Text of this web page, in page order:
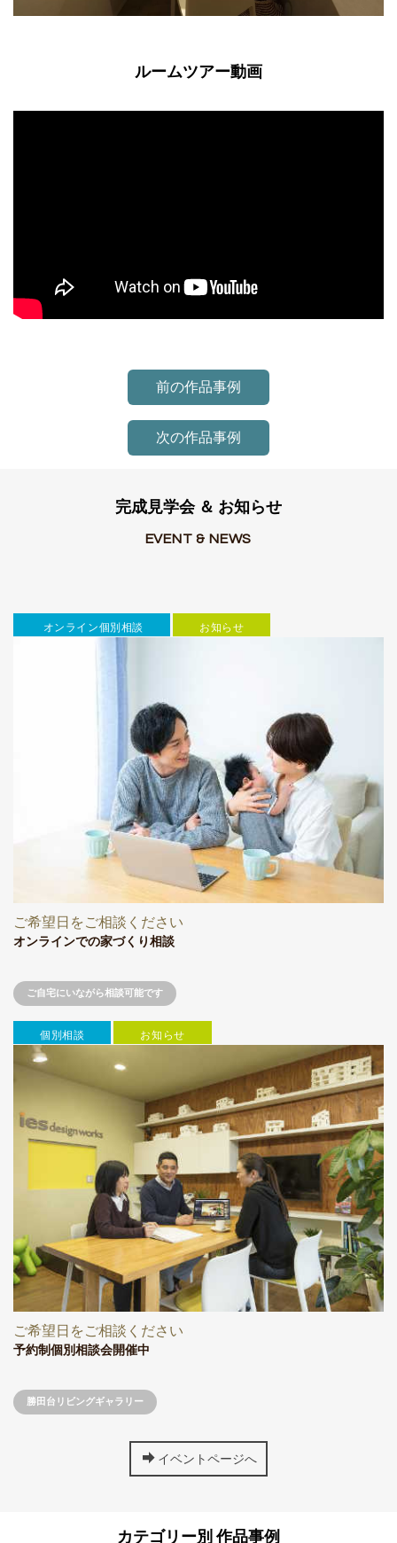
ルームツアー動画
前の作品事例
次の作品事例
完成見学会 ＆ お知らせ
EVENT & NEWS
オンライン個別相談 お知らせ
ご希望日をご相談ください
オンラインでの家づくり相談
ご自宅にいながら相談可能です
個別相談 お知らせ
ご希望日をご相談ください
予約制個別相談会開催中
勝田台リビングギャラリー
イベントページへ
カテゴリー別 作品事例